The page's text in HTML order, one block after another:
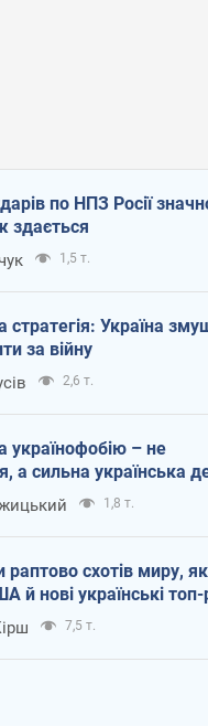
по НПЗ Росії
здається
1,5 т.
стратегія: Україна
за війну
2,6 т.
українофобію – не
а сильна українська
1,8 т.
схотів миру,
й нові українські
7,5 т.